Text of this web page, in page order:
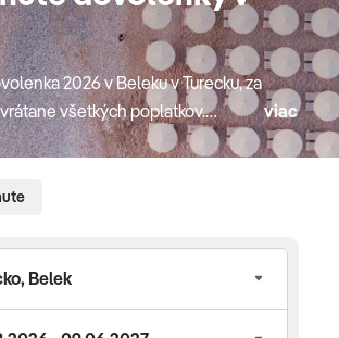
2026 v Beleku v Turecku, za
všetkých poplatkov.
last minute ponuku s termínom
pláže sú pokryté bielym pieskom,
prírodou na pobreží a
golfových rezortov?
Ide o pomerne mladú
viac